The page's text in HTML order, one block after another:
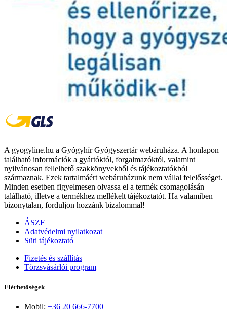
A gyogyline.hu a Gyógyhír Gyógyszertár webáruháza. A honlapon
található információk a gyártóktól, forgalmazóktól, valamint
nyilvánosan fellelhető szakkönyvekből és tájékoztatókból
származnak. Ezek tartalmáért webáruházunk nem vállal felelősséget.
Minden esetben figyelmesen olvassa el a termék csomagolásán
található, illetve a termékhez mellékelt tájékoztatót. Ha valamiben
bizonytalan, forduljon hozzánk bizalommal!
ÁSZF
Adatvédelmi nyilatkozat
Süti tájékoztató
Fizetés és szállítás
Törzsvásárlói program
Elérhetőségek
Mobil: +36 20 666-7700